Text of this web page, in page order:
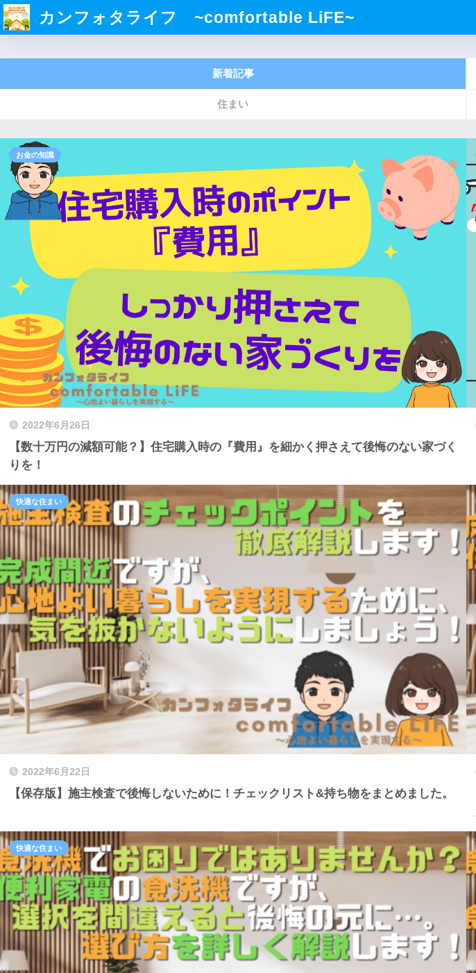
カンフォタライフ ~comfortable LiFE~
新着記事
住まい
2022年6月26日
【数十万円の減額可能？】住宅購入時の『費用』を細かく押さえて後悔のない家づく
りを！
お金の知識
2022年6月22日
【保存版】施主検査で後悔しないために！チェックリスト&持ち物をまとめました。
快適な住まい
快適な住まい